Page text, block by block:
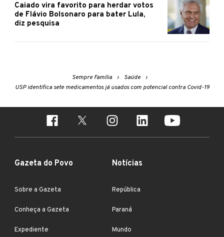
Caiado vira favorito para herdar votos
de Flávio Bolsonaro para bater Lula,
diz pesquisa
Sempre Família
Saúde
USP identifica sete medicamentos já usados com potencial contra Covid-19
Gazeta do Povo
Sobre a Gazeta
Conheça a Gazeta
Expediente
Notícias
República
Paraná
Mundo